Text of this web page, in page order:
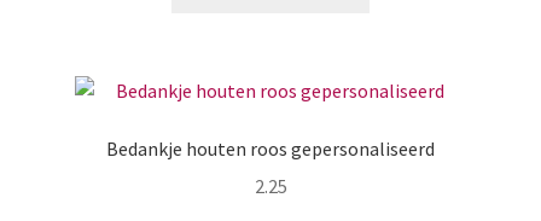
Bedankje houten roos gepersonaliseerd
2.25